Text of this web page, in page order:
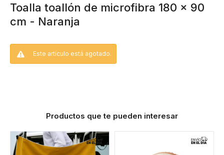
Toalla toallón de microfibra 180 x 90
cm - Naranja
Este artículo está agotado.
Productos que te pueden interesar